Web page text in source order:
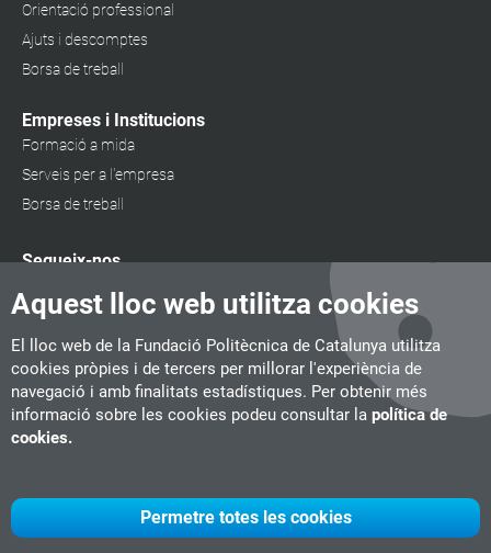
Aquest lloc web utilitza cookies
El lloc web de la Fundació Politècnica de Catalunya utilitza
cookies pròpies i de tercers per millorar l'experiència de
navegació i amb finalitats estadístiques. Per obtenir més
informació sobre les cookies podeu consultar la política de
cookies.
Permetre totes les cookies
Orientació professional
Ajuts i descomptes
Borsa de treball
Empreses i Institucions
Formació a mida
Serveis per a l'empresa
Borsa de treball
Segueix-nos